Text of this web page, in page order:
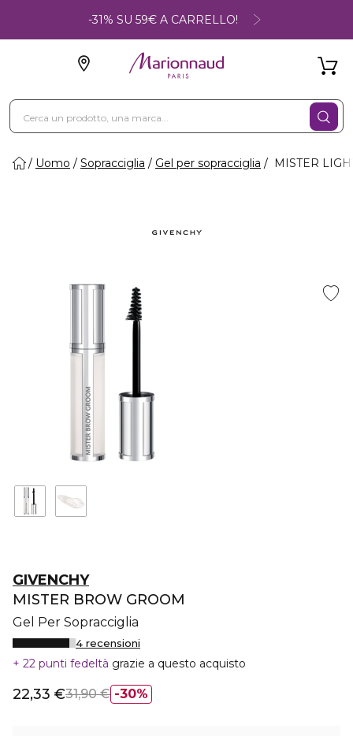
-31% SU 59€ A CARRELLO!
Uomo Sopracciglia Gel per sopracciglia MISTER
GIVENCHY
MISTER BROW GROOM
Gel Per Sopracciglia
4 recensioni
22 punti fedeltà grazie a questo acquisto
30%
22,33 €31,90 €